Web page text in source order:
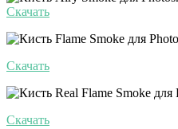
Скачать
Скачать
Скачать